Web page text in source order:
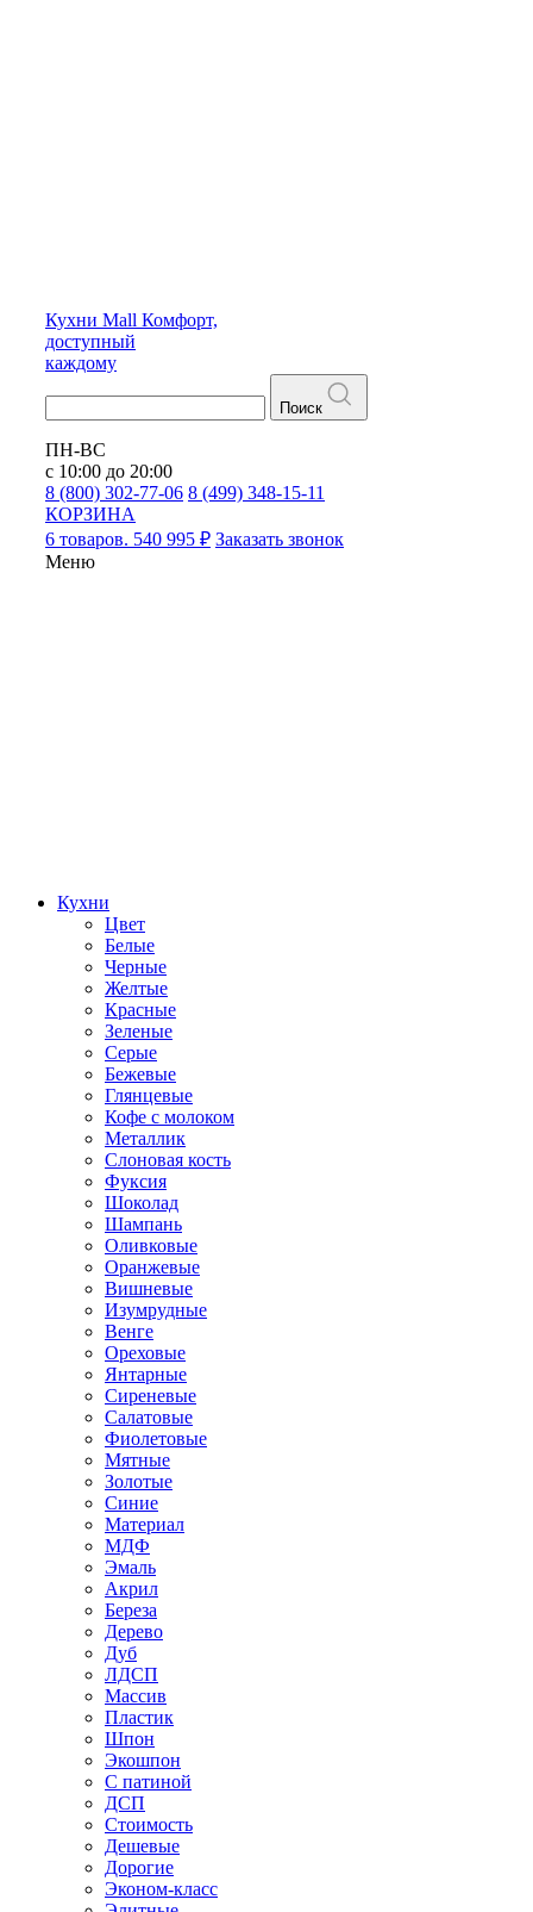
Кухни Mall Комфорт,
доступный
каждому
Поиск
ПН-ВС
с 10:00 до 20:00
8 (800) 302-77-06 8 (499) 348-15-11
КОРЗИНА
6 товаров. 540 995 ₽ Заказать звонок
Меню
Кухни
Цвет
Белые
Черные
Желтые
Красные
Зеленые
Серые
Бежевые
Глянцевые
Кофе с молоком
Металлик
Слоновая кость
Фуксия
Шоколад
Шампань
Оливковые
Оранжевые
Вишневые
Изумрудные
Венге
Ореховые
Янтарные
Сиреневые
Салатовые
Фиолетовые
Мятные
Золотые
Синие
Материал
МДФ
Эмаль
Акрил
Береза
Дерево
Дуб
ЛДСП
Массив
Пластик
Шпон
Экошпон
С патиной
ДСП
Стоимость
Дешевые
Дорогие
Эконом-класс